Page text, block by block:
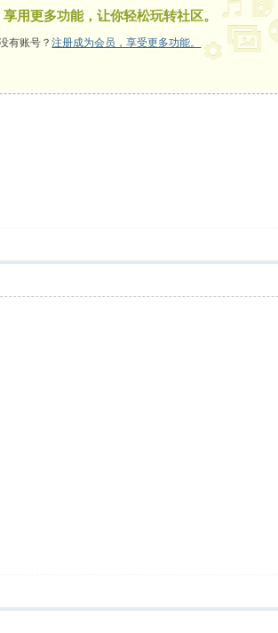
用更多功能，让你轻松玩转社区。
有账号？注册成为会员，享受更多功能。